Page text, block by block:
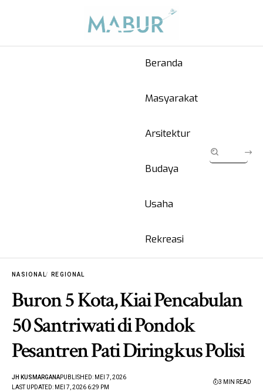
Beranda
Masyarakat
Arsitektur
Budaya
Usaha
Rekreasi
NASIONAL REGIONAL
Buron 5 Kota, Kiai Pencabulan
50 Santriwati di Pondok
Pesantren Pati Diringkus Polisi
LAST UPDATED: MEI 7, 2026 6:29 PM
JH KUSMARGANAPUBLISHED: MEI 7, 2026
3 MIN READ